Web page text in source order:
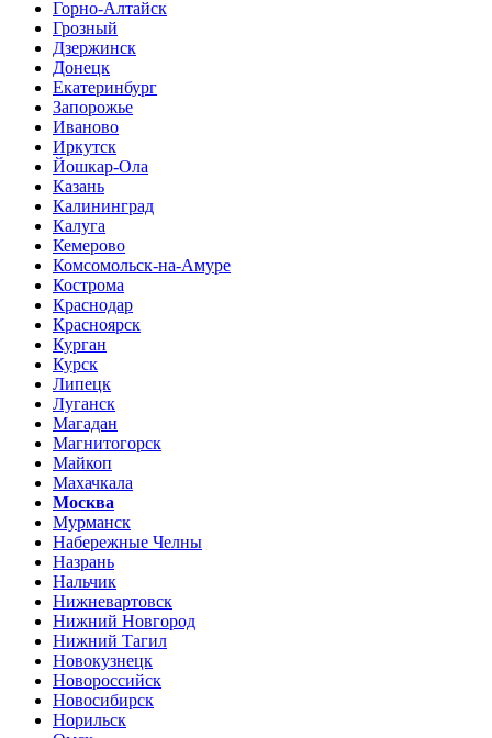
Горно-Алтайск
Грозный
Дзержинск
Донецк
Екатеринбург
Запорожье
Иваново
Иркутск
Йошкар-Ола
Казань
Калининград
Калуга
Кемерово
Комсомольск-на-Амуре
Кострома
Краснодар
Красноярск
Курган
Курск
Липецк
Луганск
Магадан
Магнитогорск
Майкоп
Махачкала
Москва
Мурманск
Набережные Челны
Назрань
Нальчик
Нижневартовск
Нижний Новгород
Нижний Тагил
Новокузнецк
Новороссийск
Новосибирск
Норильск